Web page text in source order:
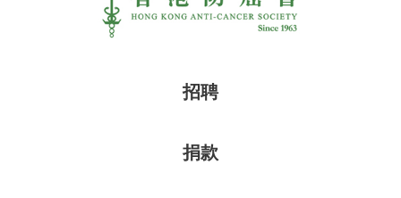
招聘
捐款